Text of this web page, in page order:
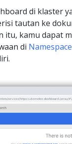
di klaster
tautan ke
itu, kamu dapat
di Namespace